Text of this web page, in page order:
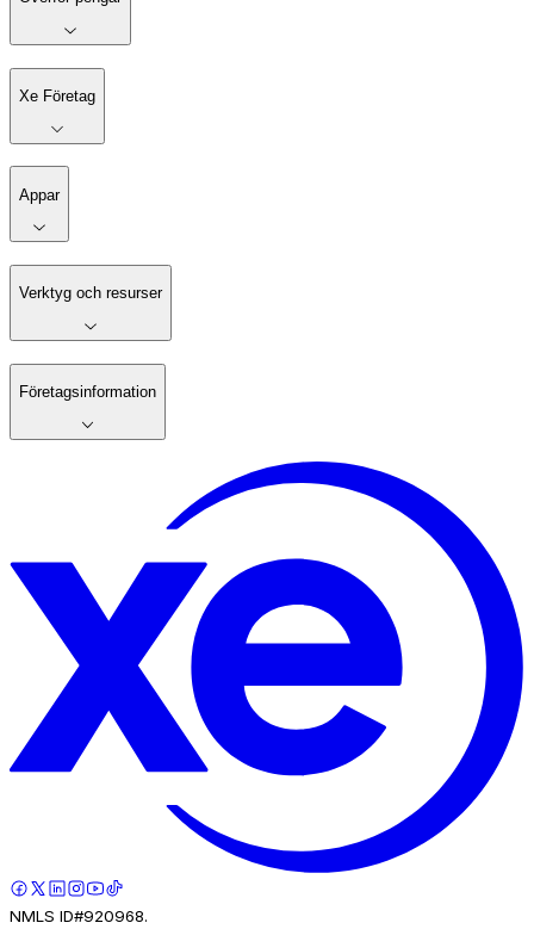
Xe Företag
Appar
Verktyg och resurser
Företagsinformation
NMLS ID#920968.